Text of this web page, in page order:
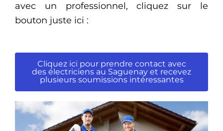
avec un professionnel, cliquez sur le
bouton juste ici :
Cliquez ici pour prendre contact avec
des électriciens au Saguenay et recevez
plusieurs soumissions intéressantes